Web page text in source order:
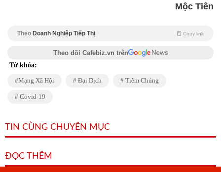
Mộc Tiên
Theo Doanh Nghiệp Tiếp Thị Copy link
Theo dõi Cafebiz.vn trên
Từ khóa:
Mạng Xã Hội Đại Dịch Tiêm Chủng
Covid-19
TIN CÙNG CHUYÊN MỤC
ĐỌC THÊM